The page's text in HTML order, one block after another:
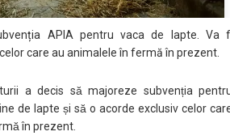
APIA pentru vaca de lapte. Va
care au animalele în fermă în prezent.
a decis să majoreze subvenția
de lapte și să o acorde exclusiv celor
în prezent.